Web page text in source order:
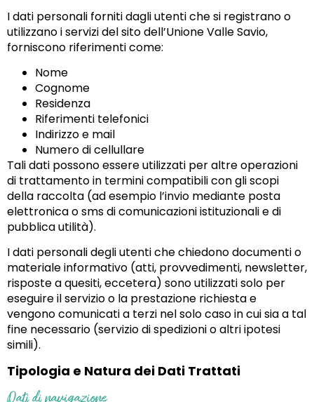
I dati personali forniti dagli utenti che si registrano o
utilizzano i servizi del sito dell’Unione Valle Savio,
forniscono riferimenti come:
Nome
Cognome
Residenza
Riferimenti telefonici
Indirizzo e mail
Numero di cellullare
Tali dati possono essere utilizzati per altre operazioni
di trattamento in termini compatibili con gli scopi
della raccolta (ad esempio l’invio mediante posta
elettronica o sms di comunicazioni istituzionali e di
pubblica utilità).
I dati personali degli utenti che chiedono documenti o
materiale informativo (atti, provvedimenti, newsletter,
risposte a quesiti, eccetera) sono utilizzati solo per
eseguire il servizio o la prestazione richiesta e
vengono comunicati a terzi nel solo caso in cui sia a tal
fine necessario (servizio di spedizioni o altri ipotesi
simili).
Tipologia e Natura dei Dati Trattati